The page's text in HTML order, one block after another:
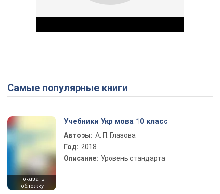
Play Video
Самые популярные книги
показать
обложку
Учебники Укр мова 10 класс
Авторы: А. П. Глазова
Год: 2018
Описание: Уровень стандарта